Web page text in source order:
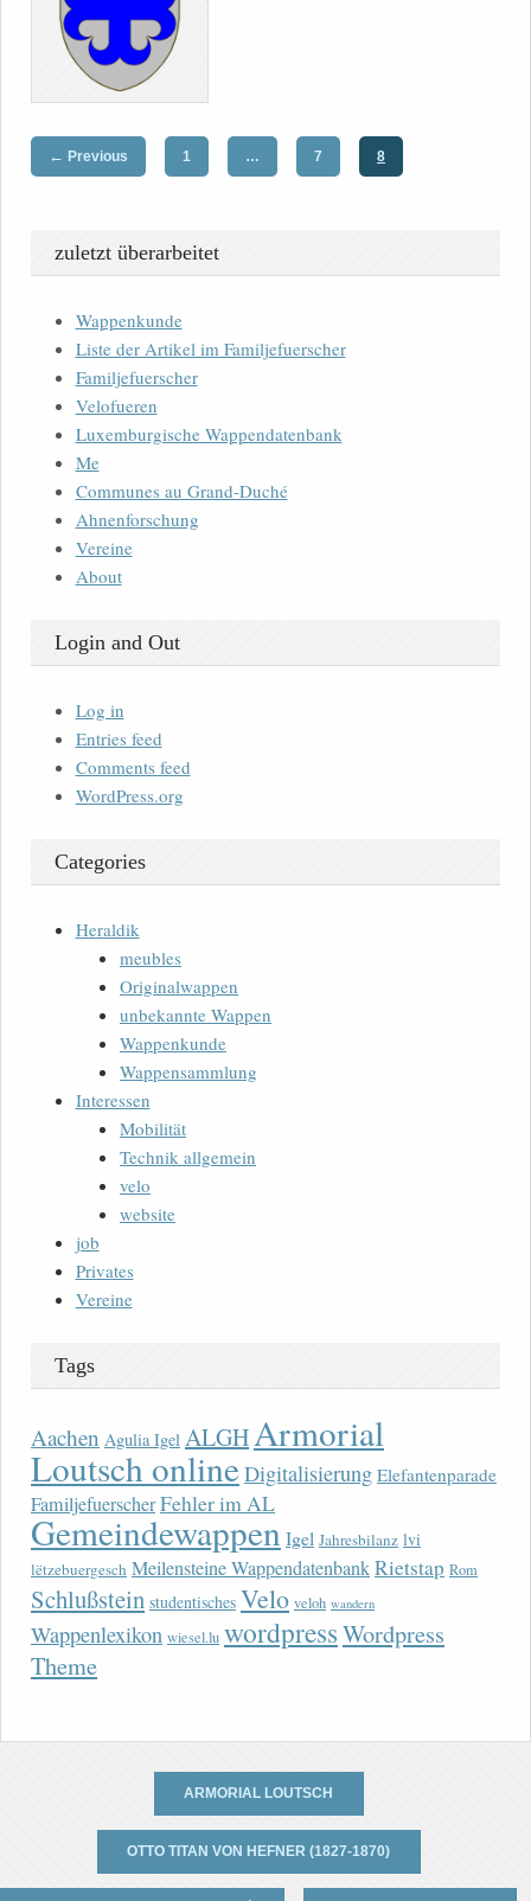
← Previous 1 … 7 8
zuletzt überarbeitet
Wappenkunde
Liste der Artikel im Familjefuerscher
Familjefuerscher
Velofueren
Luxemburgische Wappendatenbank
Me
Communes au Grand-Duché
Ahnenforschung
Vereine
About
Login and Out
Log in
Entries feed
Comments feed
WordPress.org
Categories
Heraldik
meubles
Originalwappen
unbekannte Wappen
Wappenkunde
Wappensammlung
Interessen
Mobilität
Technik allgemein
velo
website
job
Privates
Vereine
Tags
Aachen Agulia Igel ALGHArmorial
Loutsch onlineDigitalisierung Elefantenparade
FamiljefuerscherFehler im AL
Gemeindewappen Igel Jahresbilanz lvi
lëtzebuergesch Meilensteine WappendatenbankRietstap Rom
Schlußstein studentisches Velo veloh wandern
Wappenlexikon wiesel.lu wordpressWordpress
Theme
ARMORIAL LOUTSCH
OTTO TITAN VON HEFNER (1827-1870)